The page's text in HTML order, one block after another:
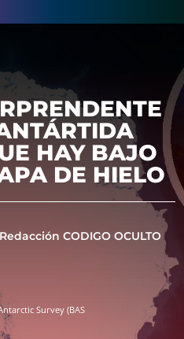
HAY BAJO
DE HIELO
Redacción CODIGO OCULTO
Survey (BAS